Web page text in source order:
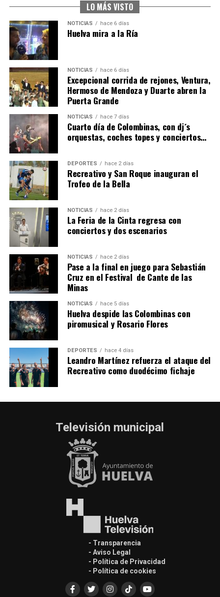
6º DÍA DE LAS FIESTAS COLOMBINAS 2026
hace 5 días Huelvatv
QUINTA CORRIDA DE LAS FIESTAS COLOMBINAS
2026
hace 6 días· Huelvatv
LO MÁS VISTO
NOTICIAS hace 6 días
Huelva mira a la Ría
NOTICIAS hace 6 días
Excepcional corrida de rejones, Ventura,
Hermoso de Mendoza y Duarte abren la
Puerta Grande
NOTICIAS hace 7 días
Cuarto día de Colombinas, con dj´s
orquestas, coches topes y conciertos…
DEPORTES hace 2 días
Recreativo y San Roque inauguran el
Trofeo de la Bella
NOTICIAS hace 2 días
La Feria de la Cinta regresa con
conciertos y dos escenarios
NOTICIAS hace 2 días
Pase a la final en juego para Sebastián
Cruz en el Festival de Cante de las
Minas
NOTICIAS hace 5 días
Huelva despide las Colombinas con
piromusical y Rosario Flores
DEPORTES hace 4 días
Leandro Martínez refuerza el ataque del
Recreativo como duodécimo fichaje
Televisión municipal
- Transparencia
- Aviso Legal
- Política de Privacidad
- Política de cookies